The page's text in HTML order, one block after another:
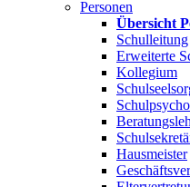
Personen
Übersicht
Schulleitung
Erweiterte
Kollegium
Hausmeister